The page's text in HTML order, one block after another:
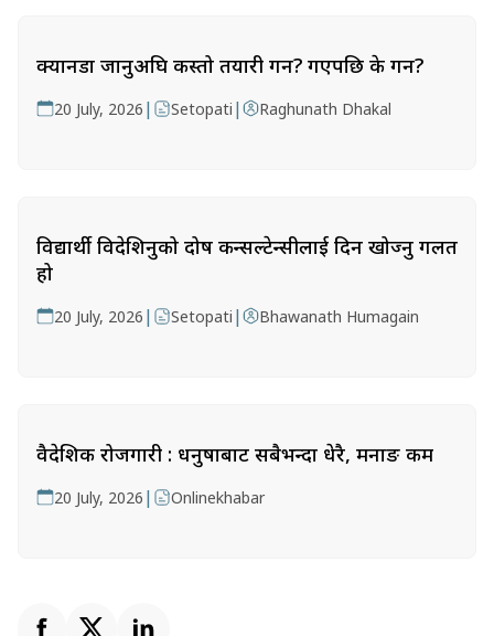
क्यानडा जानुअघि कस्तो तयारी गर्ने? गएपछि के गर्ने?
20 July, 2026 | Setopati | Raghunath Dhakal
विद्यार्थी विदेशिनुको दोष कन्सल्टेन्सीलाई दिन खोज्नु गलत
हो
20 July, 2026 | Setopati | Bhawanath Humagain
वैदेशिक रोजगारी : धनुषाबाट सबैभन्दा धेरै, मनाङ कम
20 July, 2026 | Onlinekhabar